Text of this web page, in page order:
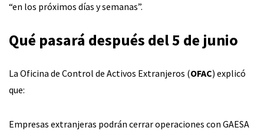
“en los próximos días y semanas”.
Qué pasará después del 5 de junio
La Oficina de Control de Activos Extranjeros (OFAC) explicó
que:
Empresas extranjeras podrán cerrar operaciones con GAESA